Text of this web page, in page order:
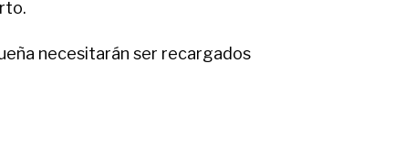
necesitarán ser recargados